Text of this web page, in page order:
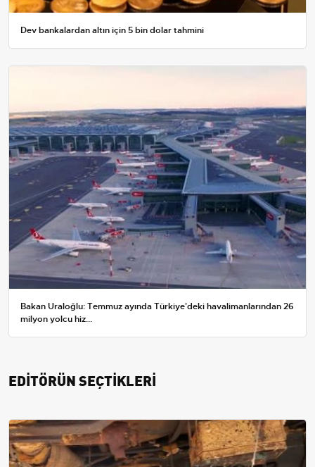
Dev bankalardan altın için 5 bin dolar tahmini
Bakan Uraloğlu: Temmuz ayında Türkiye'deki havalimanlarından 26
milyon yolcu hiz...
EDİTÖRÜN SEÇTİKLERİ